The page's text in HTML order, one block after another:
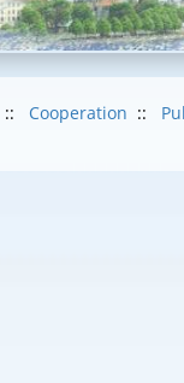
:: Cooperation ::